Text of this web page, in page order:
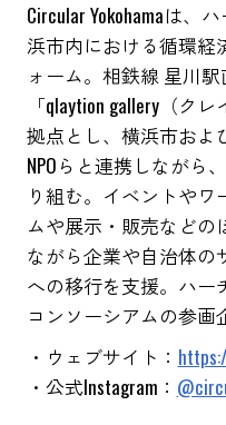
Circular Yokohamaは、
浜市内における循環経
ォーム。相鉄線 星川
「qlaytion gallery（ク
拠点とし、横浜市およ
NPOらと連携しながら
り組む。イベントや
ムや展示・販売などの
ながら企業や自治体の
への移行を支援。ハー
コンソーシアムの参画
・ウェブサイト：
・公式Instagram：